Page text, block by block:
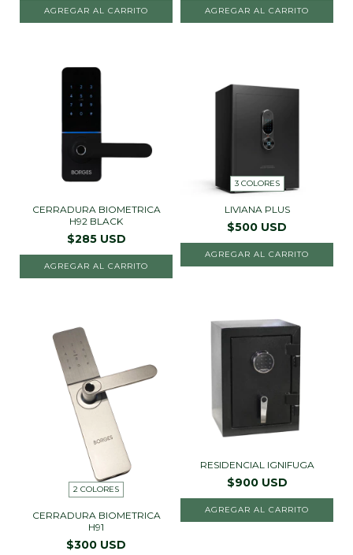
AGREGAR AL CARRITO AGREGAR AL CARRITO
CERRADURA BIOMETRICA
H92 BLACK
$285 USD
3 COLORES
LIVIANA PLUS
$500 USD
AGREGAR AL CARRITO
2 COLORES
CERRADURA BIOMETRICA
H91
$300 USD
RESIDENCIAL IGNIFUGA
$900 USD
AGREGAR AL CARRITO